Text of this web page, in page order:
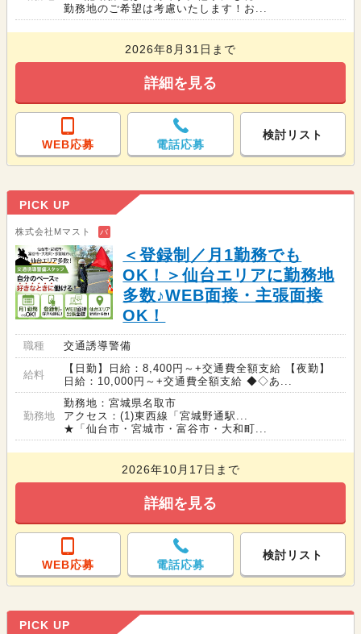
勤務地のご希望は考慮いたします！お...
2026年8月31日まで
詳細を見る
WEB応募 電話応募
検討リスト
PICK UP
株式会社Mマスト バ
＜登録制／月1勤務でも
OK！＞仙台エリアに勤務地
多数♪WEB面接・主張面接
OK！
職種 交通誘導警備
給料
【日勤】日給：8,400円～+交通費全額支給 【夜勤】
日給：10,000円～+交通費全額支給 ◆◇あ...
勤務地
勤務地：宮城県名取市
アクセス：(1)東西線「宮城野通駅...
★「仙台市・宮城市・富谷市・大和町...
2026年10月17日まで
詳細を見る
WEB応募 電話応募
検討リスト
PICK UP